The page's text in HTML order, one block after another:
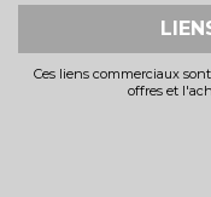
Ces liens commerciaux
offres et